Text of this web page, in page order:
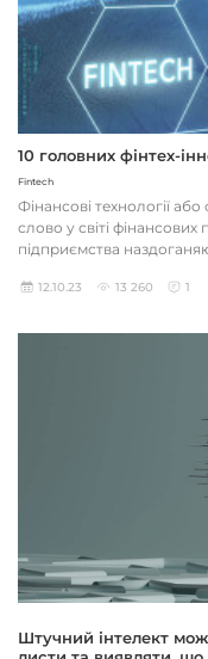
10 головних фінтех-
Fintech
Фінансові технології
слово у світі фінансових
підприємства
12.10.23 13 260 1
Штучний інтелект